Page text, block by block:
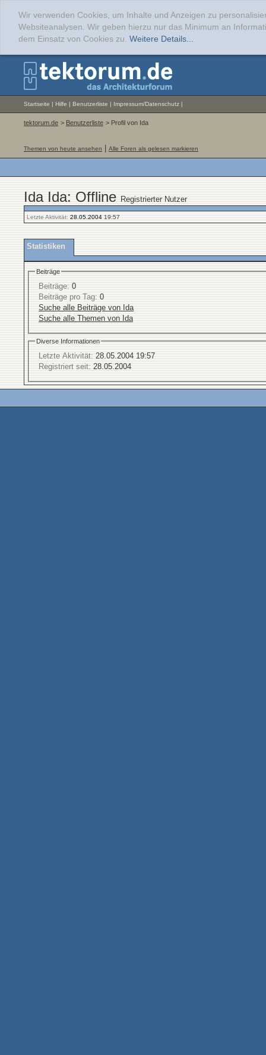
Wir verwenden Cookies, um Inhalte und Anzeigen zu
Websiteanalysen. Wir geben hierzu nur das Minimum an
dem Einsatz von Cookies zu. Weitere Details...
Startseite | Hilfe | Benutzerliste | Impressum/Datenschutz |
tektorum.de > Benutzerliste > Profil von Ida
Themen von heute ansehen Alle Foren als gelesen markieren
Ida Ida: Offline Registrierter Nutzer
Letzte Aktivität: 28.05.2004 19:57
Statistiken
Beiträge
Beiträge: 0
Beiträge pro Tag: 0
Suche alle Beiträge von Ida
Suche alle Themen von Ida
Diverse Informationen
Letzte Aktivität: 28.05.2004 19:57
Registriert seit: 28.05.2004